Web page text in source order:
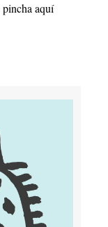
pincha aquí